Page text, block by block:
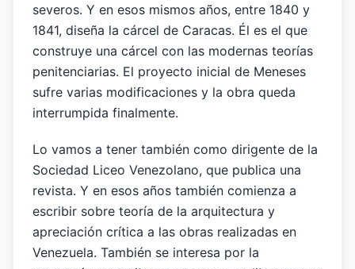
severos. Y en esos mismos años, entre 1840 y
1841, diseña la cárcel de Caracas. Él es el que
construye una cárcel con las modernas teorías
penitenciarias. El proyecto inicial de Meneses
sufre varias modificaciones y la obra queda
interrumpida finalmente.
Lo vamos a tener también como dirigente de la
Sociedad Liceo Venezolano, que publica una
revista. Y en esos años también comienza a
escribir sobre teoría de la arquitectura y
apreciación crítica a las obras realizadas en
Venezuela. También se interesa por la